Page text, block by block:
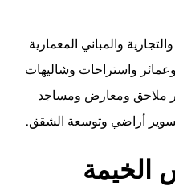
والمباني المعمارية
وعمائر واستراحات وشاليهات
ملاحق ومعارض ومساجد
أراضي وتوسعة الشقق.
الخيمة